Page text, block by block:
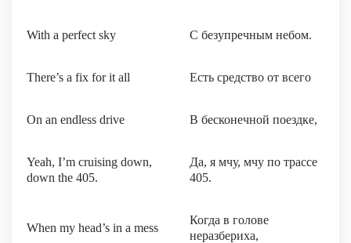
With a perfect sky С безупречным небом.
There’s a fix for it all Есть средство от всего
On an endless drive В бесконечной поездке,
Yeah, I’m cruising down,
down the 405.
Да, я мчу, мчу по трассе
405.
When my head’s in a mess
Когда в голове
неразбериха,